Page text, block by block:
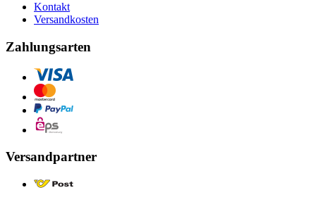
Kontakt
Versandkosten
Zahlungsarten
Versandpartner